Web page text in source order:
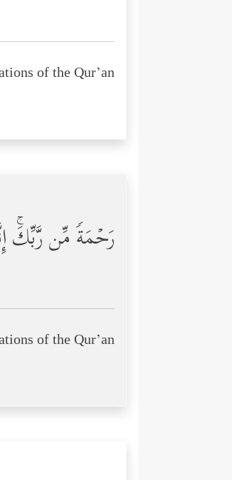
of the Qur’an:
رَحۡمَةࣰ مِّن رَّبِّكَۚ
of the Qur’an: